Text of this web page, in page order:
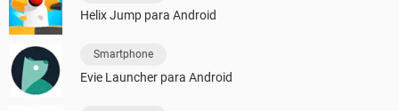
Helix Jump para Android
Smartphone
Evie Launcher para Android